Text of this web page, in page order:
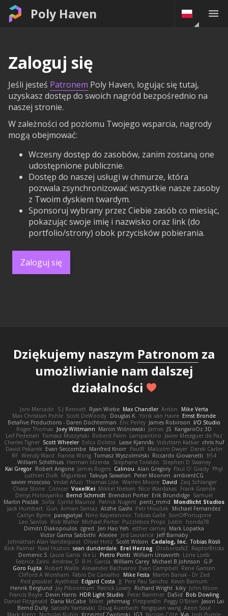
Poly Haven
Zaloguj się
Jeśli jesteś Patronem Poly Haven, logując się tutaj,
uzyskasz dostęp do swoich nagród bezpośrednio na
naszej stronie.
W zależności od poziomu Twojego wsparcia, nagrody
mogą obejmować:
Wczesny dostęp do zasobów, zanim zostaną one
udostępnione publicznie.
Dostęp do naszej usługi w chmurze, która
pozwala zsynchronizować wszystkie nasze zasoby
z Twoim dyskiem twardym.
Sponsoruj wybrany przez Ciebie zasób co miesiąc,
pokazując swoje imię i nazwisko oraz link (do
portfolio/strony) obok przycisków pobierania.
Zaloguj się
Dziękujemy naszym Patronom za
umożliwianie nam dalszej
działalności
Joni Mercado S J Bennett Ryan Wiebe Max Chandler Anton
Mike Verta
Max Christian Pohle Scott DeWoody Douglas K. Yorik van Havre Ernst Bronde
BetaFive Productions - Daren Dochterman Eric Perley James Robinson I/O Studio
Roger Thomas Joey Wittmann Marcin Wiśniewski James JS KangaroOz 3D
Leif Pedersen Tomasz Muszyński Roberd Palm Lampantino Javier Meseguer de Paz
Charles Tigner Scott Wheeler Eelco Dolstra Lasse Kjønnås Viduttam Katkar chris huf
David Pekarek Evan Seccombe Manfred Knorr PaulR Malcolm Dwyer Derek Carlin
RF Wendy Ward Fianna Wong Tomasz Wyszolmirski Riccardo Giovanetti fr54
William Schilthuis Herman Idzerda Stephane Toraldo Stephen D Swaney
Kai Gregor Robert Angone James Rogers Calinou Alan Gregory Paul O' Grady Phyl
Luthien Dulk Miguelaxa Takuya Sawatari Peter Moonen ambientCG
xavier moscoso Vedat Afuzi Thomas Lisle Warren Moore David Zaq Schlanger
Chase Stone Conicer VoxelKei Mikkel Nielsen Nico Wardakas Frank Grande
Denys Holovyanko Bernd Schmidt Brendon Porter Erik Brundidge Samuel
Martin Pražák Sofia Cyrille Maurice Patrick Nugent penti_mmd Mondlicht Studios
Jack Humbert Gun Arman Sernaz Atdhe Gashi Petr Hloušek
Michael Fernandez
Caitlyn Byrne paragsatyal Nino Kapetanovic Tobias Gallé SonOfPorcupine
Leo Santos Rob Waller Michael Porter Puzzlebox Props Justin
honda78
Dimitri Diakopoulos zgred Jen Hao Yeh esther carney Mark Lopatka
Victor Gama Sabbithi Alexlee Jed Laurance Jeff Barnaby
Johnathan Alan Vanderpool Oliver Hotz Scott Wilson Cadalog, Inc. Tobias Rösli
Rick Palmer Neal Huston sean dunderdale Erel Herzog OroborosNZ RaptorBricks
Domenic S Laura Ganis Ike Li Pietro Ponti William Unsworth Lorie Loeb
Fabrice Zaini Andrew_D R.H. García William Carey Michael B Johnson
G.P
Goro Fujita Robert Wallis Alexander Bachvarov Evan Campbell Rene Gansen
Clifford A Worsham Fábio De Carvalho Mike Festa Martin Banak - Dr Zed
fred gissubel Ayetheist Edgard Costa JJ Pere Pau Sancho Kevin Barnum
Henrik Berglund Jay Piboontum Patrick Lowry Richard Wright kiky John Moon
Francis Boyle Devin Harris HDR Light Studio Peter Baintner Da5id Bob Dowling
Daniel Fitzgerald Dana McCabe Miket jehrmaig f1rstpers0n Peggy O'Brien Jason Lai
Bernd Dully Satoshi Yamasaki Doug Auerbach fengquan wang Aeon Soul
Mark Krenz Nicholas Rubin Krzysztof Zwolinski JG3 Nicolas Côté V-o Josh Purple